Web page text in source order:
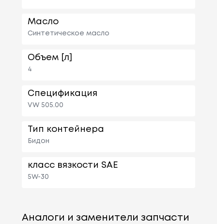
Масло
Синтетическое масло
Объем [л]
4
Спецификация
VW 505.00
Тип контейнера
Бидон
класс вязкости SAE
5W-30
Аналоги и заменители запчасти